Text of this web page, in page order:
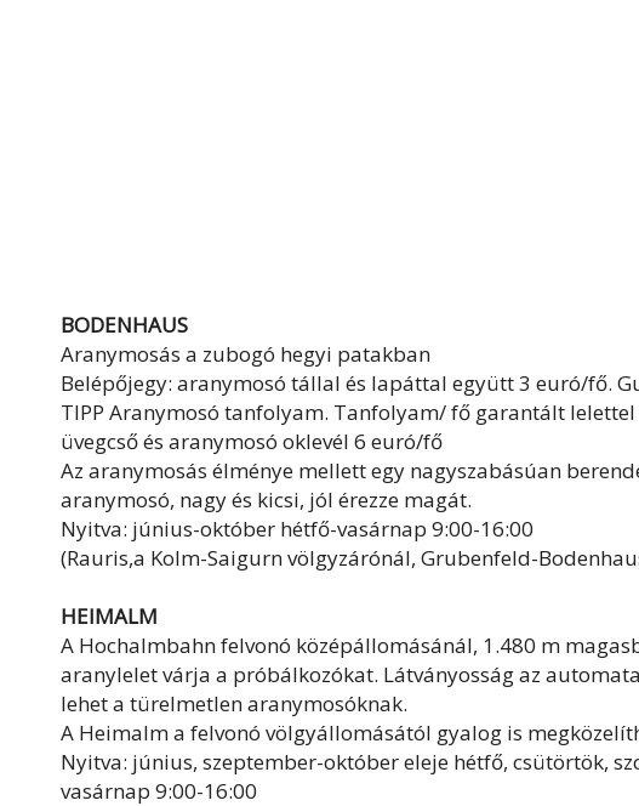
BODENHAUS
Aranymosás a zubogó hegyi patakban
Belépőjegy: aranymosó tállal és lapáttal együtt 3 euró/fő.
TIPP Aranymosó tanfolyam. Tanfolyam/ fő garantált
üvegcső és aranymosó oklevél 6 euró/fő
Az aranymosás élménye mellett egy nagyszabásúan
aranymosó, nagy és kicsi, jól érezze magát.
Nyitva: június-október hétfő-vasárnap 9:00-16:00
(Rauris,a Kolm-Saigurn völgyzárónál, Grubenfeld-
HEIMALM
A Hochalmbahn felvonó középállomásánál, 1.480 m
aranylelet várja a próbálkozókat. Látványosság az
lehet a türelmetlen aranymosóknak.
A Heimalm a felvonó völgyállomásától gyalog is
Nyitva: június, szeptember-október eleje hétfő, csütörtök,
vasárnap 9:00-16:00